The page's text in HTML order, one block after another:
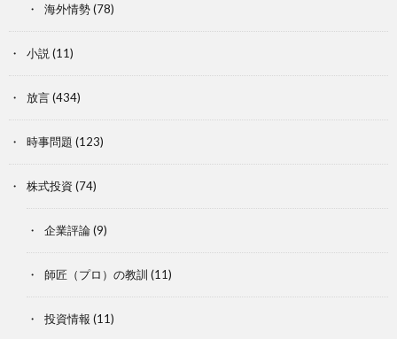
海外情勢(78)
小説 (11)
放言(434)
時事問題 (123)
株式投資 (74)
企業評論(9)
師匠（プロ）の教訓 (11)
投資情報 (11)